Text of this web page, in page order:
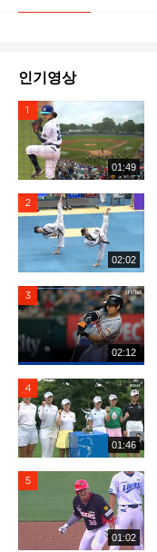
인기영상
01:49
02:02
02:12
01:46
01:02